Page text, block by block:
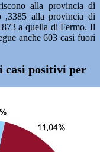
alla provincia di
,3385 alla provincia di
a quella di Fermo. Il
anche 603 casi fuori
casi positivi per